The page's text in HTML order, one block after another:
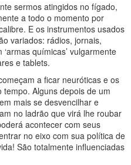
sermos atingidos no fígado,
a todo o momento por
E os instrumentos usados
variados: rádios, jornais,
químicas’ vulgarmente
e tablets.
a ficar neuróticas e os
Alguns depois de um
mais se desvencilhar e
no ladrão que virá lhe roubar
acontecer com seus
no eixo com sua política de
São totalmente influenciadas